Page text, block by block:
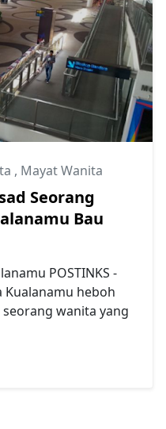
, Mayat Wanita
Seorang
Bau
POSTINKS -
Kualanamu heboh
wanita yang